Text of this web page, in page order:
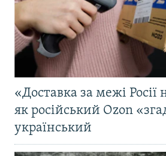
«Доставка за межі Росії
як російський Ozon
український